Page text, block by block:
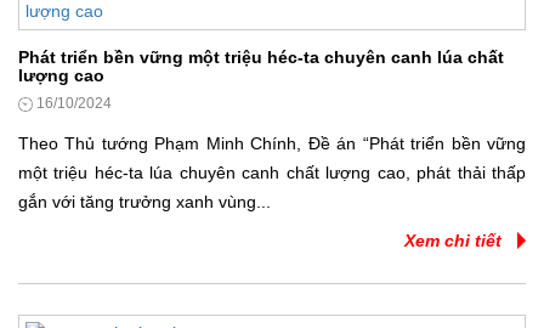
Phát triển bền vững một triệu héc-ta chuyên canh lúa chất
lượng cao
16/10/2024
Theo Thủ tướng Phạm Minh Chính, Đề án “Phát triển bền vững
một triệu héc-ta lúa chuyên canh chất lượng cao, phát thải thấp
gắn với tăng trưởng xanh vùng...
Xem chi tiết